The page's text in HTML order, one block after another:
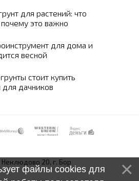
для растений: что
это важно
для дома и
весной
стоит купить
для дачников
20, г. Бор
файлы cookies для